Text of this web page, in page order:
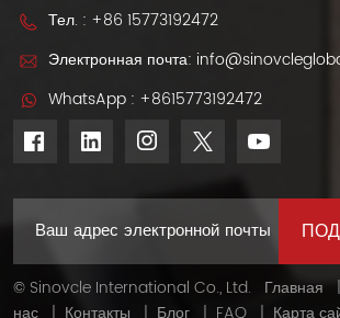
Тел. : +86 15773192472
Электронная почта:
WhatsApp : +8615773192472
© Sinovcle International Co., Ltd. Главная |
нас | Контакты | Блог | FAQ | Карта